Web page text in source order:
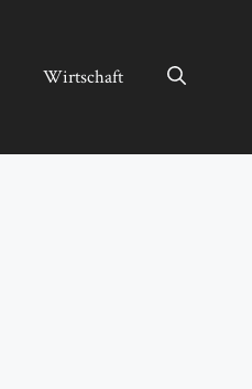
Wirtschaft